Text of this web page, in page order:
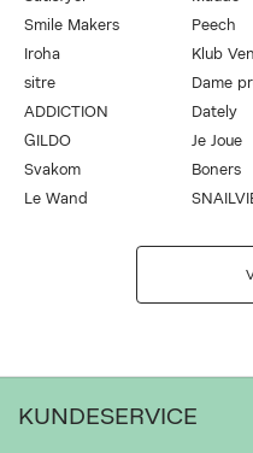
Smile Makers
Peech
Iroha
Klub
sitre
Dame
ADDICTION
Dately
GILDO
Je Joue
Svakom
Boners
Le Wand
KUNDESERVICE